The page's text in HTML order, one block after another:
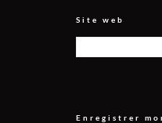
Site web
Enregistrer